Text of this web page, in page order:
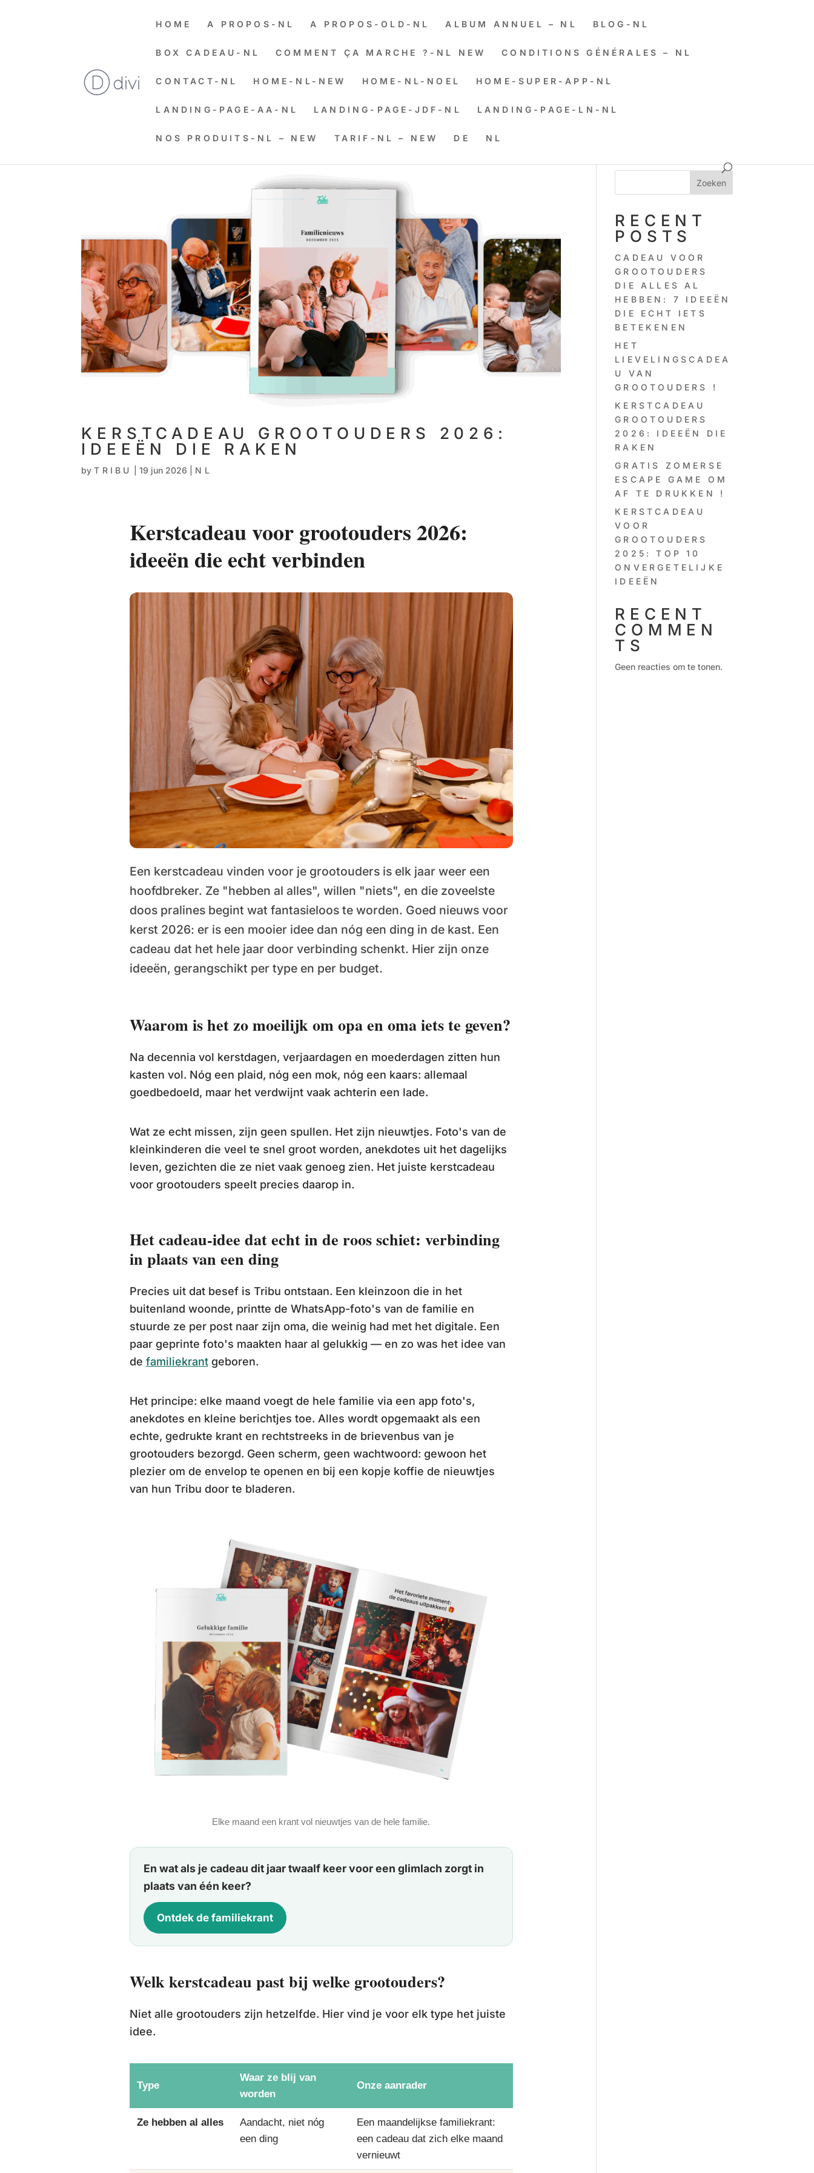
HOME A PROPOS-NL A PROPOS-OLD-NL ALBUM ANNUEL – NL BLOG-NL
BOX CADEAU-NL COMMENT ÇA MARCHE ?-NL NEW CONDITIONS GÉNÉRALES – NL
CONTACT-NL HOME-NL-NEW HOME-NL-NOEL HOME-SUPER-APP-NL
LANDING-PAGE-AA-NL LANDING-PAGE-JDF-NL LANDING-PAGE-LN-NL
NOS PRODUITS-NL – NEW TARIF-NL – NEW DE NL
KERSTCADEAU GROOTOUDERS 2026:
IDEEËN DIE RAKEN
byTRIBU |19 jun 2026 NL
Kerstcadeau voor grootouders 2026:
ideeën die echt verbinden
Een kerstcadeau vinden voor je grootouders is elk jaar weer een
hoofdbreker. Ze "hebben al alles", willen "niets", en die zoveelste
doos pralines begint wat fantasieloos te worden. Goed nieuws voor
kerst 2026: er is een mooier idee dan nóg een ding in de kast. Een
cadeau dat het hele jaar door verbinding schenkt. Hier zijn onze
ideeën, gerangschikt per type en per budget.
Waarom is het zo moeilijk om opa en oma iets te geven?
Na decennia vol kerstdagen, verjaardagen en moederdagen zitten hun
kasten vol. Nóg een plaid, nóg een mok, nóg een kaars: allemaal
goedbedoeld, maar het verdwijnt vaak achterin een lade.
Wat ze echt missen, zijn geen spullen. Het zijn nieuwtjes. Foto's van de
kleinkinderen die veel te snel groot worden, anekdotes uit het dagelijks
leven, gezichten die ze niet vaak genoeg zien. Het juiste kerstcadeau
voor grootouders speelt precies daarop in.
Het cadeau-idee dat echt in de roos schiet: verbinding
in plaats van een ding
Precies uit dat besef is Tribu ontstaan. Een kleinzoon die in het
buitenland woonde, printte de WhatsApp-foto's van de familie en
stuurde ze per post naar zijn oma, die weinig had met het digitale. Een
paar geprinte foto's maakten haar al gelukkig — en zo was het idee van
de familiekrantgeboren.
Het principe: elke maand voegt de hele familie via een app foto's,
anekdotes en kleine berichtjes toe. Alles wordt opgemaakt als een
echte, gedrukte krant en rechtstreeks in de brievenbus van je
grootouders bezorgd. Geen scherm, geen wachtwoord: gewoon het
plezier om de envelop te openen en bij een kopje koffie de nieuwtjes
van hun Tribu door te bladeren.
Elke maand een krant vol nieuwtjes van de hele familie.
En wat als je cadeau dit jaar twaalf keer voor een glimlach zorgt in
plaats van één keer?
Ontdek de familiekrant
Welk kerstcadeau past bij welke grootouders?
Niet alle grootouders zijn hetzelfde. Hier vind je voor elk type het juiste
idee.
Type
Waar ze blij van
worden
Onze aanrader
Ze hebben al alles
Aandacht, niet nóg
een ding
Een maandelijkse familiekrant:
een cadeau dat zich elke maand
vernieuwt
Zoeken
RECENT
POSTS
CADEAU VOOR
GROOTOUDERS
DIE ALLES AL
HEBBEN: 7 IDEEËN
DIE ECHT IETS
BETEKENEN
HET
LIEVELINGSCADEA
U VAN
GROOTOUDERS !
KERSTCADEAU
GROOTOUDERS
2026: IDEEËN DIE
RAKEN
GRATIS ZOMERSE
ESCAPE GAME OM
AF TE DRUKKEN !
KERSTCADEAU
VOOR
GROOTOUDERS
2025: TOP 10
ONVERGETELIJKE
IDEEËN
RECENT
COMMEN
TS
Geen reacties om te tonen.